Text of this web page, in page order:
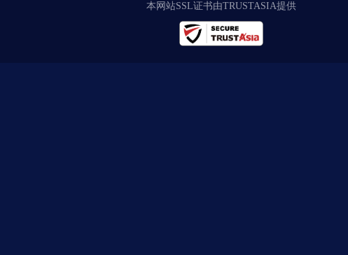
本网站SSL证书由TRUSTASIA提供